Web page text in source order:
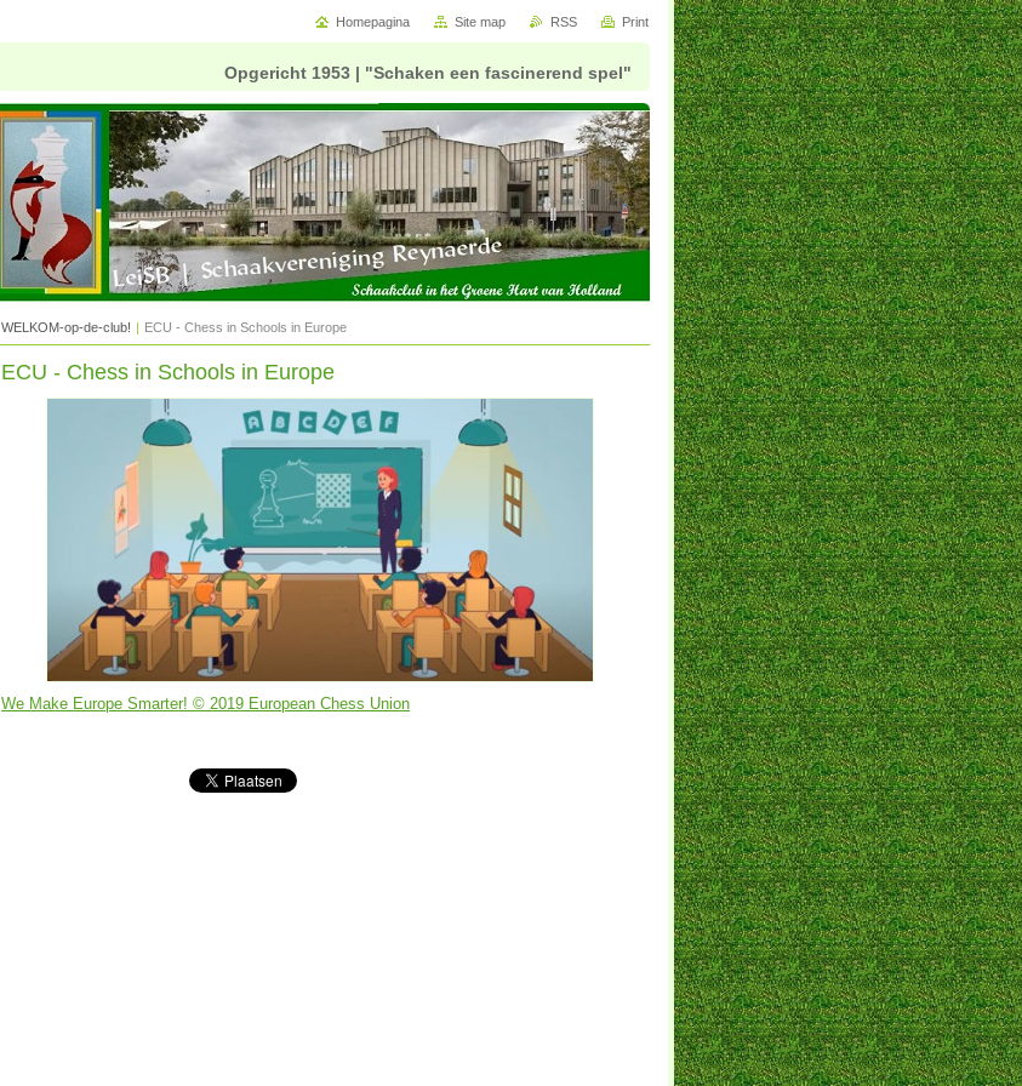
Opgericht 1953 | "Schaken een fascinerend spel"
WELKOM-op-de-club! | ECU - Chess in Schools in Europe
ECU - Chess in Schools in Europe
We Make Europe Smarter! © 2019 European Chess Union
Homepagina Site map RSS Print